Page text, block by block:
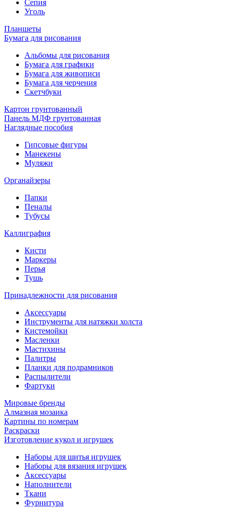
Сепия
Уголь
Планшеты
Бумага для рисования
Альбомы для рисования
Бумага для графики
Бумага для живописи
Бумага для черчения
Скетчбуки
Картон грунтованный
Панель МДФ грунтованная
Наглядные пособия
Гипсовые фигуры
Манекены
Муляжи
Органайзеры
Папки
Пеналы
Тубусы
Каллиграфия
Кисти
Маркеры
Перья
Тушь
Принадлежности для рисования
Аксессуары
Инструменты для натяжки холста
Кистемойки
Масленки
Мастихины
Палитры
Планки для подрамников
Распылители
Фартуки
Мировые бренды
Алмазная мозаика
Картины по номерам
Раскраски
Изготовление кукол и игрушек
Наборы для шитья игрушек
Наборы для вязания игрушек
Аксессуары
Наполнители
Ткани
Фурнитура